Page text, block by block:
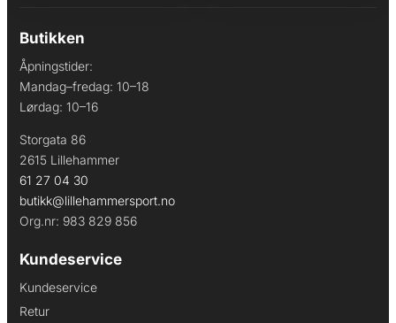
Butikken
Åpningstider:
Mandag–fredag: 10–18
Lørdag: 10–16
Storgata 86
2615 Lillehammer
61 27 04 30
butikk@lillehammersport.no
Org.nr: 983 829 856
Kundeservice
Kundeservice
Retur